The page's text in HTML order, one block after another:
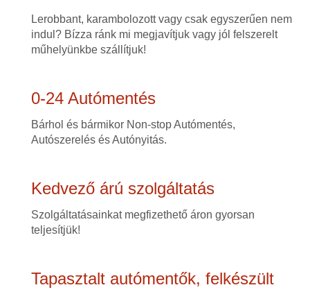
Lerobbant, karambolozott vagy csak egyszerűen nem
indul? Bízza ránk mi megjavítjuk vagy jól felszerelt
műhelyünkbe szállítjuk!
0-24 Autómentés
Bárhol és bármikor Non-stop Autómentés,
Autószerelés és Autónyitás.
Kedvező árú szolgáltatás
Szolgáltatásainkat megfizethető áron gyorsan
teljesítjük!
Tapasztalt autómentők, felkészült